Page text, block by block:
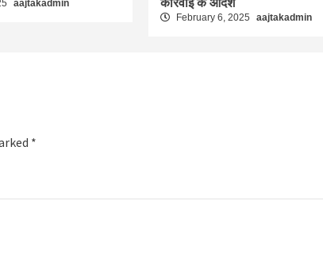
aajtakadmin
कार्रवाई के आदेश
February 6, 2025 aajtakadmin
*